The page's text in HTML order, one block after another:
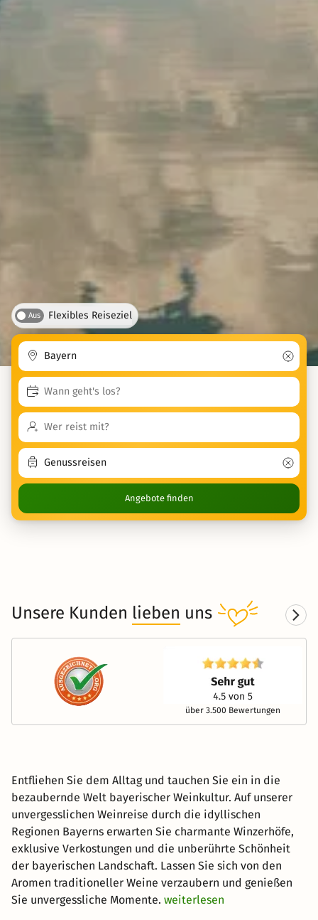
Aus Flexibles Reiseziel
Angebote finden
Unsere Kunden lieben uns
über 3.500 Bewertungen
Entfliehen Sie dem Alltag und tauchen Sie ein in die
bezaubernde Welt bayerischer Weinkultur. Auf unserer
unvergesslichen Weinreise durch die idyllischen
Regionen Bayerns erwarten Sie charmante Winzerhöfe,
exklusive Verkostungen und die unberührte Schönheit
der bayerischen Landschaft. Lassen Sie sich von den
Aromen traditioneller Weine verzaubern und genießen
Sie unvergessliche Momente. weiterlesen